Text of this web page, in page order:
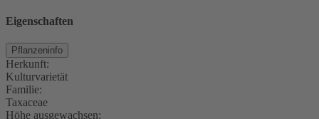
Eigenschaften
Pflanzeninfo
Herkunft:
Kulturvarietät
Familie:
Taxaceae
Höhe ausgewachsen: